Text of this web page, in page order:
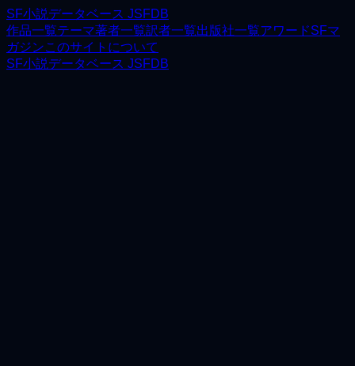
SF小説データベース JSFDB
作品一覧テーマ著者一覧訳者一覧出版社一覧アワードSFマ
ガジンこのサイトについて
SF小説データベース JSFDB